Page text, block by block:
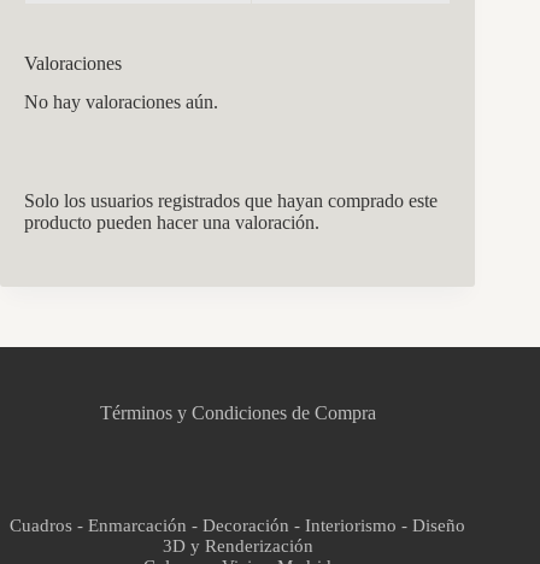
Valoraciones
No hay valoraciones aún.
Solo los usuarios registrados que hayan comprado este
producto pueden hacer una valoración.
Términos y Condiciones de Compra
Cuadros - Enmarcación - Decoración - Interiorismo - Diseño
3D y Renderización
Asistente virtual · En línea